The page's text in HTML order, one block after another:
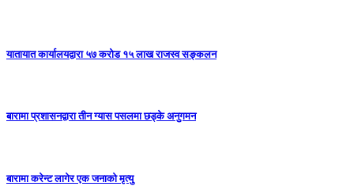
यातायात कार्यालयद्वारा ५७ करोड १५ लाख राजस्व सङ्कलन
बारामा प्रशासनद्वारा तीन ग्यास पसलमा छड्के अनुगमन
बारामा करेन्ट लागेर एक जनाको मृत्यु